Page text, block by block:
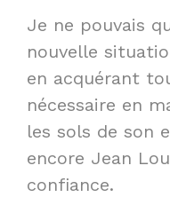
Je ne pouvais
nouvelle
en acquérant
nécessaire en
les sols de son
encore Jean
confiance.